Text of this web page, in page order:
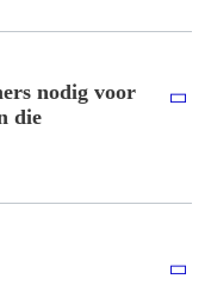
nodig voor
die